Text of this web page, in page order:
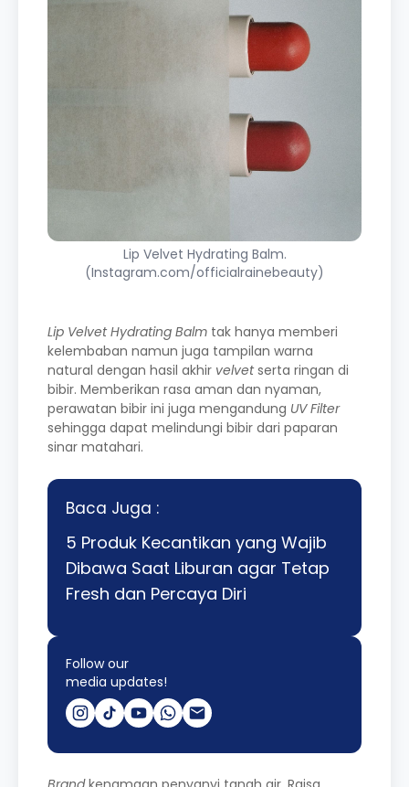
Lip Velvet Hydrating Balm.
(Instagram.com/officialrainebeauty)
Lip Velvet Hydrating Balm tak hanya memberi
kelembaban namun juga tampilan warna
natural dengan hasil akhir velvetserta ringan di
bibir. Memberikan rasa aman dan nyaman,
perawatan bibir ini juga mengandung UV Filter
sehingga dapat melindungi bibir dari paparan
sinar matahari.
Baca Juga :
5 Produk Kecantikan yang Wajib
Dibawa Saat Liburan agar Tetap
Fresh dan Percaya Diri
Follow our
media updates!